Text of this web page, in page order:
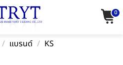
0
/ แบรนด์ / KS